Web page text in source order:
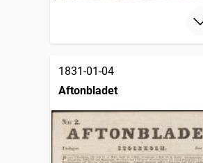
1831-01-04
Aftonbladet